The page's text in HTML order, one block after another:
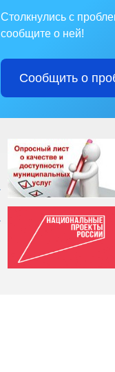
Столкнулись с
сообщите о ней!
Сообщить о